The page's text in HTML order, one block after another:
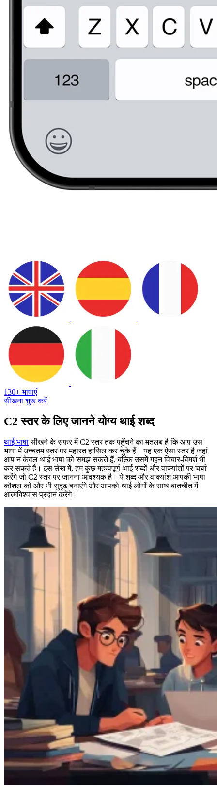
130+ भाषाएं
सीखना शुरू करें
C2 स्तर के लिए जानने योग्य थाई शब्द
थाई भाषासीखने के सफर में C2 स्तर तक पहुँचने का मतलब है कि आप उस
भाषा में उच्चतम स्तर पर महारत हासिल कर चुके हैं। यह एक ऐसा स्तर है जहां
आप न केवल थाई भाषा को समझ सकते हैं, बल्कि उसमें गहन विचार-विमर्श भी
कर सकते हैं। इस लेख में, हम कुछ महत्वपूर्ण थाई शब्दों और वाक्यांशों पर चर्चा
करेंगे जो C2 स्तर पर जानना आवश्यक है। ये शब्द और वाक्यांश आपकी भाषा
कौशल को और भी सुदृढ़ बनाएंगे और आपको थाई लोगों के साथ बातचीत में
आत्मविश्वास प्रदान करेंगे।